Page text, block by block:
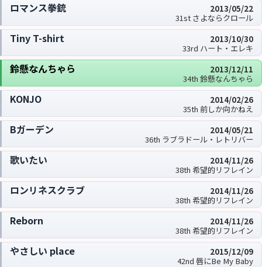
ロマンス拳銃
2013/05/22
31st さよならクロール
Tiny T-shirt
2013/10/30
33rd ハート・エレキ
鈴懸なんちゃら
2013/12/11
34th 鈴懸なんちゃら
KONJO
2014/02/26
35th 前しか向かねえ
Bガーデン
2014/05/21
36th ラブラドール・レトリバー
歌いたい
2014/11/26
38th 希望的リフレイン
ロンリネスクラブ
2014/11/26
38th 希望的リフレイン
Reborn
2014/11/26
38th 希望的リフレイン
やさしい place
2015/12/09
42nd 唇にBe My Baby